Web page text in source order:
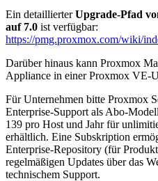
Ein detaillierterUpgrade-Pfad
auf 7.0 ist verfügbar:
https://pmg.proxmox.com/wiki/
Darüber hinaus kann Proxmox
Appliance in einer Proxmox VE-
Für Unternehmen bitte Proxmox
Enterprise-Support als Abo-
139 pro Host und Jahr für
erhältlich. Eine Subskription
Enterprise-Repository (für
regelmäßigen Updates über das
technischem Support.